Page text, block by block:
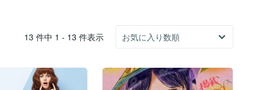
13 件中 1 - 13 件表示